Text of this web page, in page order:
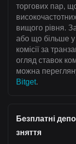
торгових пар,
вищого рівня.
або що більше у
комісії за
огляд ставок
можна
Bitget.
Безплатні
зняття